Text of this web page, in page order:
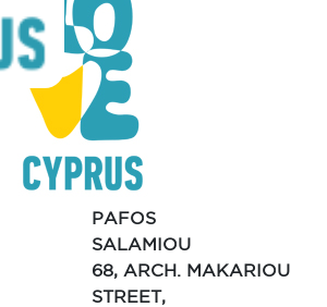
PAFOS
SALAMIOU
68, ARCH. MAKARIOU
STREET,